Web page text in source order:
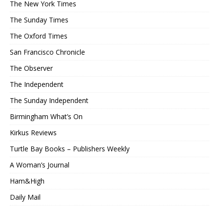
The New York Times
The Sunday Times
The Oxford Times
San Francisco Chronicle
The Observer
The Independent
The Sunday Independent
Birmingham What’s On
Kirkus Reviews
Turtle Bay Books – Publishers Weekly
A Woman’s Journal
Ham&High
Daily Mail